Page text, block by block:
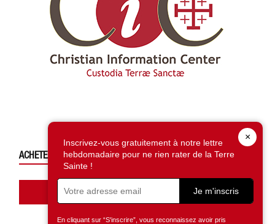
ACHETEZ CE NUMÉRO
Accédez à la boutique
×
Inscrivez-vous gratuitement à notre lettre
hebdomadaire pour ne rien rater de la Terre
Sainte !
Je m'inscris
En cliquant sur “S'inscrire”, vous reconnaissez avoir pris